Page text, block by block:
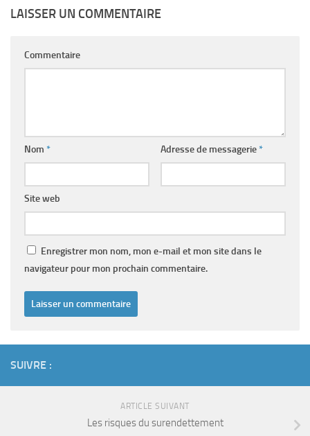
LAISSER UN COMMENTAIRE
Commentaire
Nom * Adresse de messagerie*
Site web
Enregistrer mon nom, mon e-mail et mon site dans le
navigateur pour mon prochain commentaire.
SUIVRE :
ARTICLE SUIVANT
Les risques du surendettement